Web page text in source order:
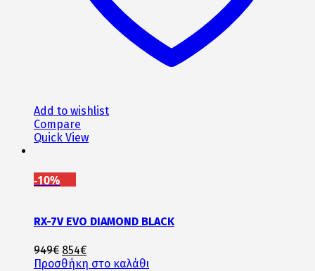
Add to wishlist
Compare
Quick View
-10%
RX-7V EVO DIAMOND BLACK
949€ Original
price
854€Η
τρέχουσα
Προσθήκη στο καλάθι